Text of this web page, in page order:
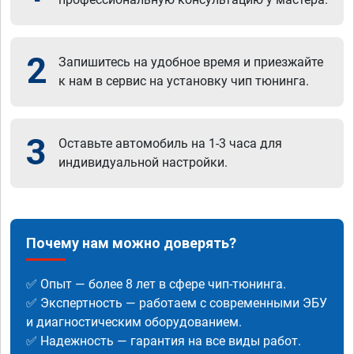
2
Запишитесь на удобное время и приезжайте
к нам в сервис на установку чип тюнинга.
3
Оставьте автомобиль на 1-3 часа для
индивидуальной настройки.
Почему нам можно доверять?
✅ Опыт — более 8 лет в сфере чип-тюнинга.
✅ Экспертность — работаем с современными ЭБУ
и диагностическим оборудованием.
✅ Надежность — гарантия на все виды работ.